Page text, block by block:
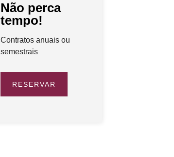
Não perca
tempo!
Contratos anuais ou
semestrais
RESERVAR